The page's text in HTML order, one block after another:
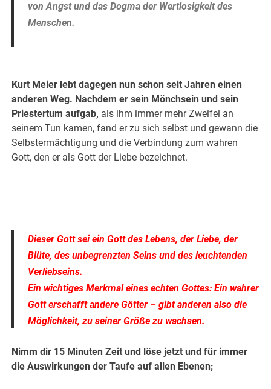
von Angst und das Dogma der Wertlosigkeit des
Menschen.
Kurt Meier lebt dagegen nun schon seit Jahren einen
anderen Weg. Nachdem er sein Mönchsein und sein
Priestertum aufgab, als ihm immer mehr Zweifel an
seinem Tun kamen, fand er zu sich selbst und gewann die
Selbstermächtigung und die Verbindung zum wahren
Gott, den er als Gott der Liebe bezeichnet.
Dieser Gott sei ein Gott des Lebens, der Liebe, der
Blüte, des unbegrenzten Seins und des leuchtenden
Verliebseins.
Ein wichtiges Merkmal eines echten Gottes: Ein wahrer
Gott erschafft andere Götter – gibt anderen also die
Möglichkeit, zu seiner Größe zu wachsen.
Nimm dir 15 Minuten Zeit und löse jetzt und für immer
die Auswirkungen der Taufe auf allen Ebenen;